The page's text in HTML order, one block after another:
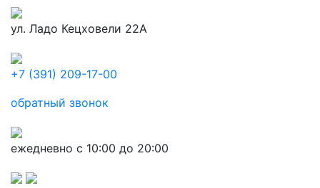
ул. Ладо Кецховели 22А
+7 (391) 209-17-00
обратный звонок
ежедневно с 10:00 до 20:00